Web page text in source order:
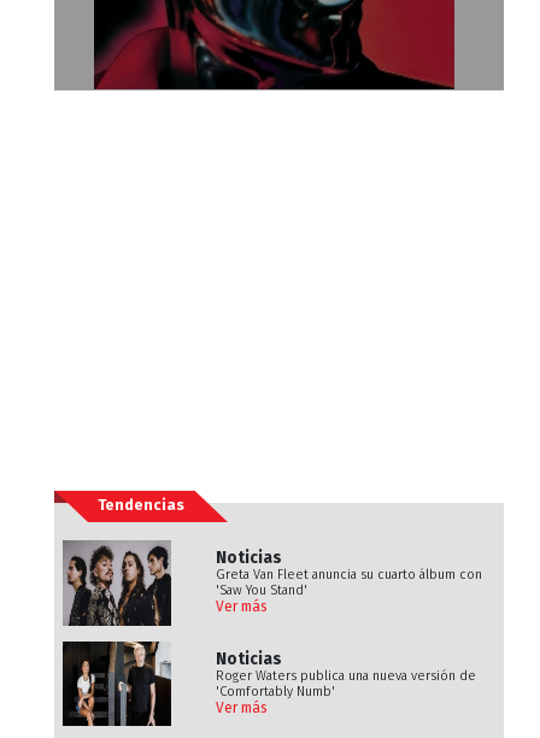
Tendencias
Noticias
Greta Van Fleet anuncia su cuarto álbum con
'Saw You Stand'
Ver más
Noticias
Roger Waters publica una nueva versión de
'Comfortably Numb'
Ver más